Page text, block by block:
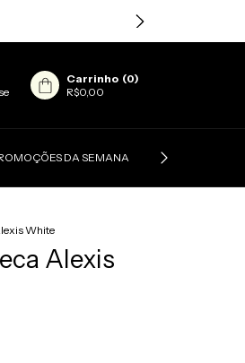
Carrinho (0)
R$0,00
DA SEMANA CONTATO
White
Alexis